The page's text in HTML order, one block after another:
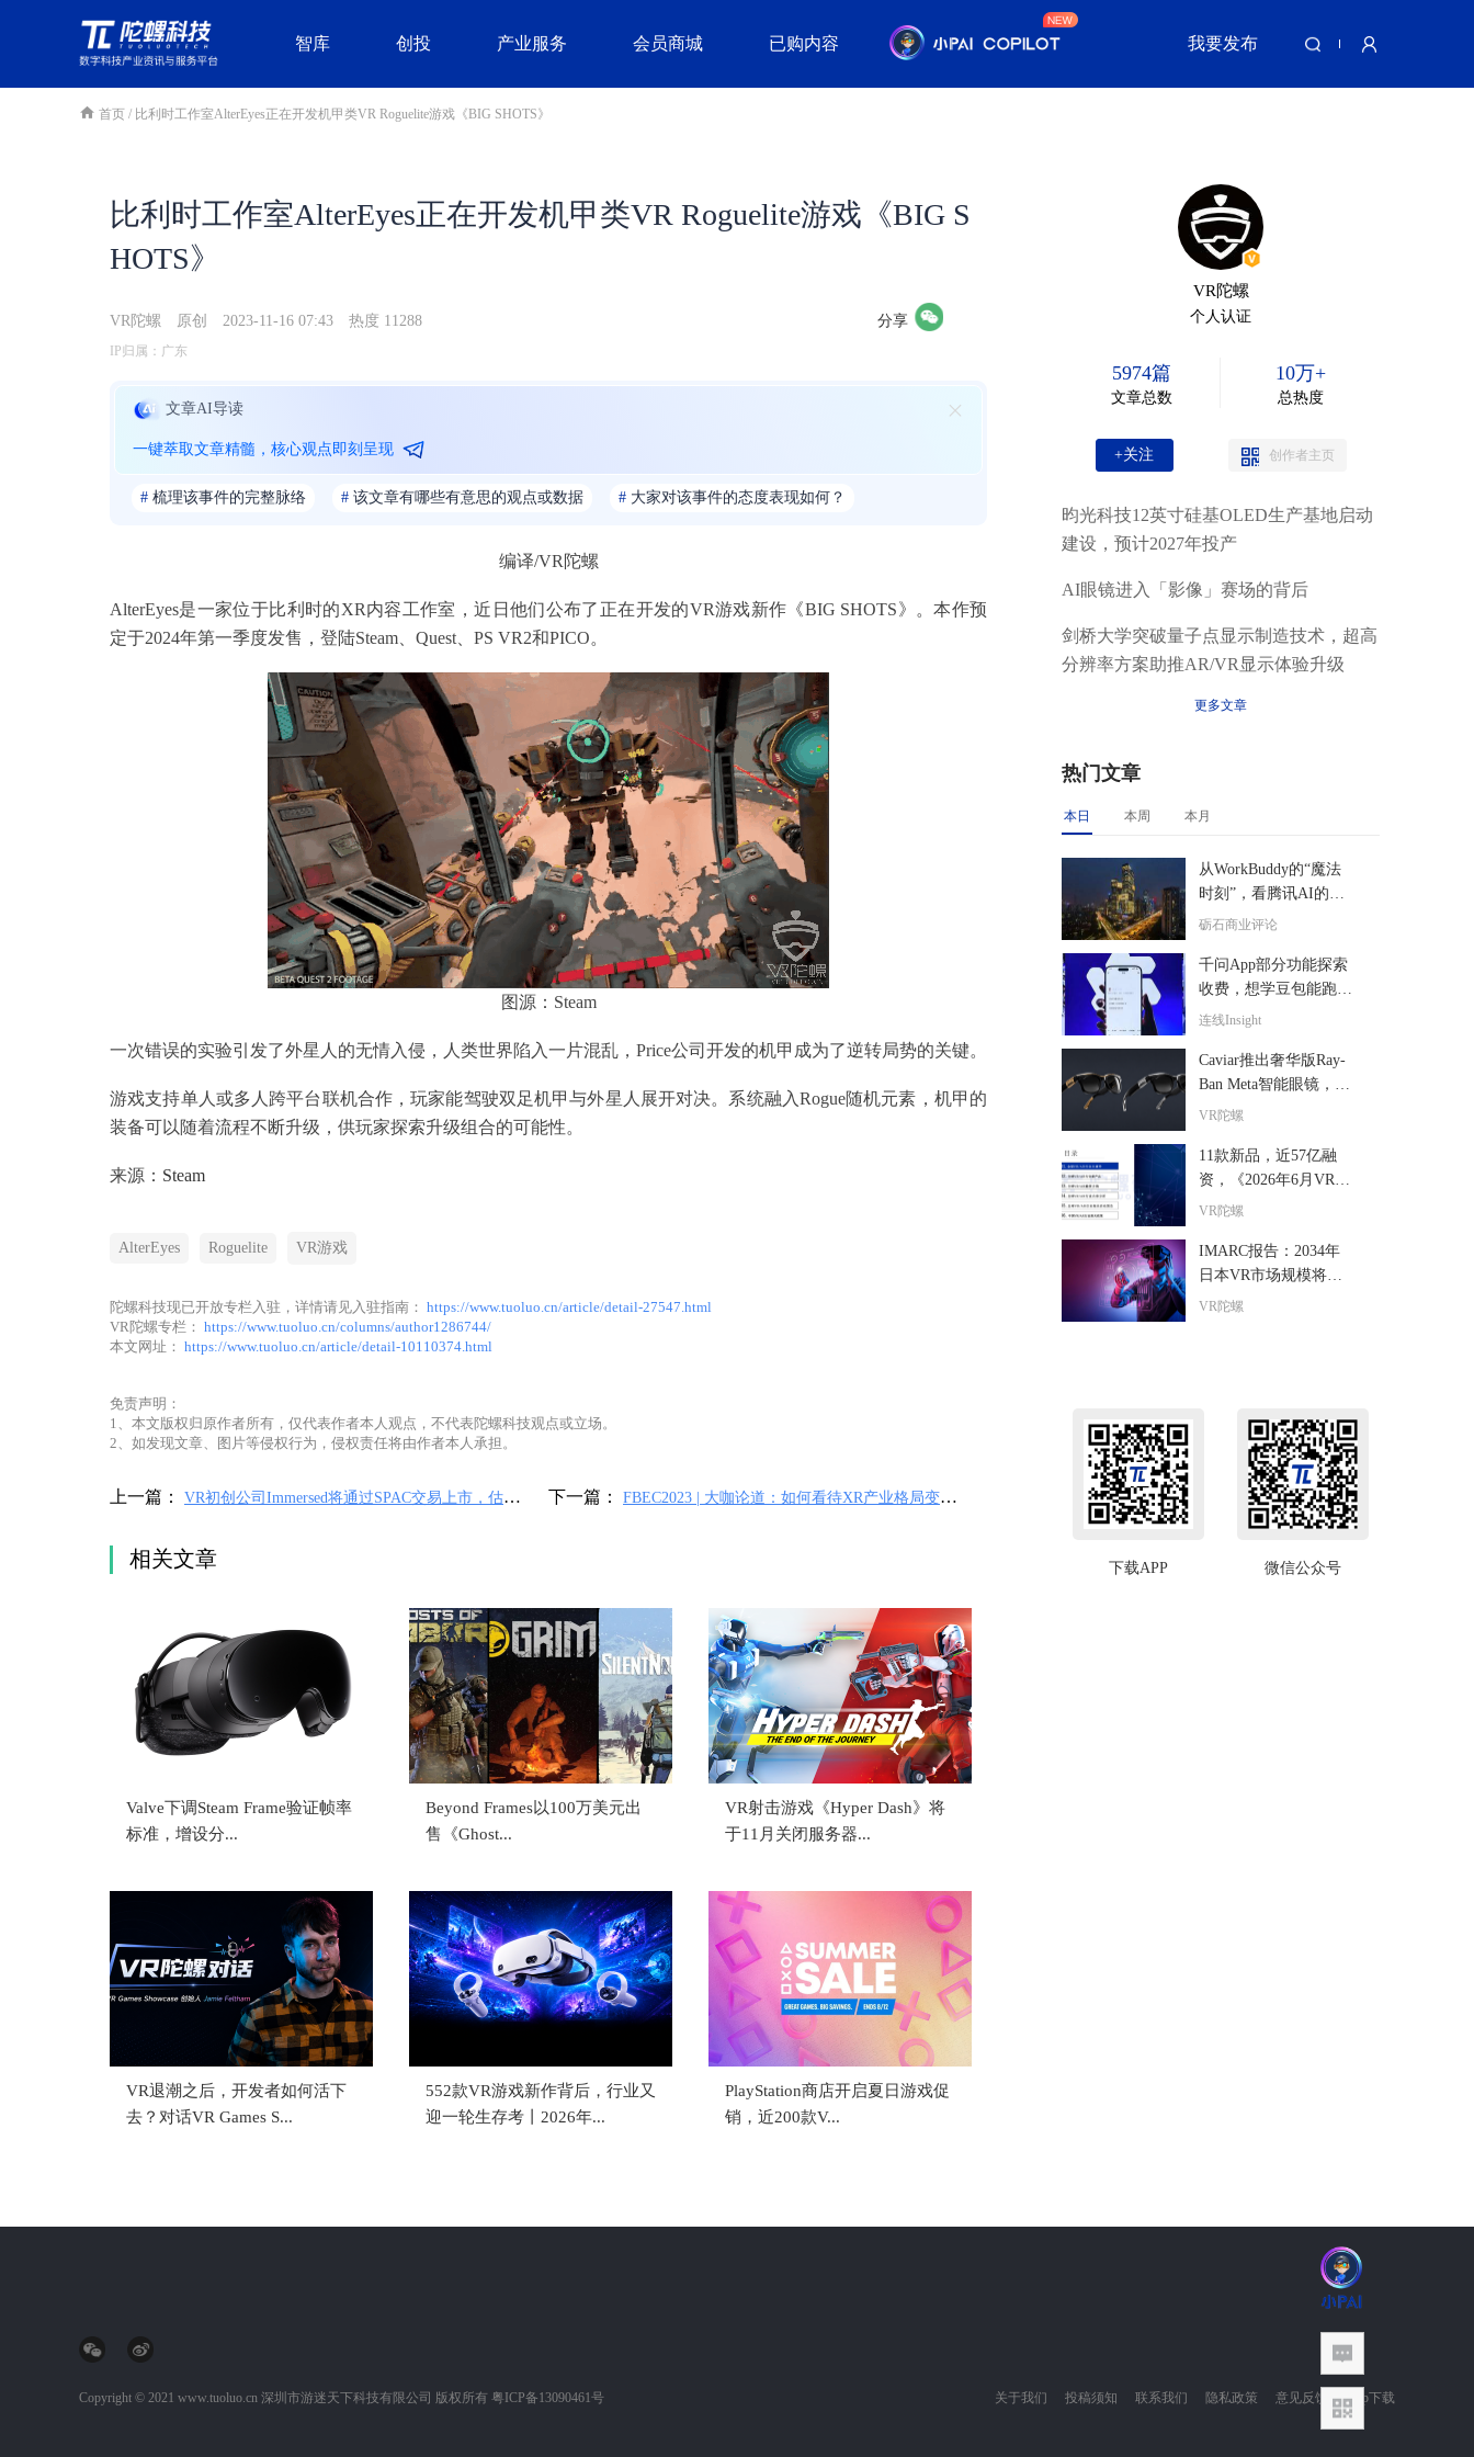
智库 创投 产业服务 会员商城 已购内容 我要发布
首页 / 比利时工作室AlterEyes正在开发机甲类VR Roguelite游戏《BIG SHOTS》
比利时工作室AlterEyes正在开发机甲类VR Roguelite游戏《BIG S
HOTS》
VR陀螺 原创 2023-11-16 07:43 热度 11288 分享
IP归属：广东
文章AI导读
一键萃取文章精髓，核心观点即刻呈现
# 梳理该事件的完整脉络 # 该文章有哪些有意思的观点或数据 # 大家对该事件的态度表现如何？
编译/VR陀螺
AlterEyes是一家位于比利时的XR内容工作室，近日他们公布了正在开发的VR游戏新作《BIG SHOTS》。本作预
定于2024年第一季度发售，登陆Steam、Quest、PS VR2和PICO。
图源：Steam
一次错误的实验引发了外星人的无情入侵，人类世界陷入一片混乱，Price公司开发的机甲成为了逆转局势的关键。
游戏支持单人或多人跨平台联机合作，玩家能驾驶双足机甲与外星人展开对决。系统融入Rogue随机元素，机甲的
装备可以随着流程不断升级，供玩家探索升级组合的可能性。
来源： Steam
AlterEyes Roguelite VR游戏
陀螺科技现已开放专栏入驻，详情请见入驻指南： https://www.tuoluo.cn/article/detail-27547.html
VR陀螺专栏： https://www.tuoluo.cn/columns/author1286744/
本文网址： https://www.tuoluo.cn/article/detail-10110374.html
免责声明：
1、本文版权归原作者所有，仅代表作者本人观点，不代表陀螺科技观点或立场。
2、如发现文章、图片等侵权行为，侵权责任将由作者本人承担。
上一篇： VR初创公司Immersed将通过SPAC交易上市，估值
下一篇： FBEC2023 | 大咖论道：如何看待XR产业格局变化？
相关文章
Valve下调Steam Frame验证帧率
标准，增设分...
Beyond Frames以100万美元出
售《Ghost...
VR射击游戏《Hyper Dash》将
于11月关闭服务器...
VR退潮之后，开发者如何活下
去？对话VR Games S...
552款VR游戏新作背后，行业又
迎一轮生存考丨2026年...
PlayStation商店开启夏日游戏促
销，近200款V...
VR陀螺
个人认证
5974篇
文章总数
10万+
总热度
+关注 创作者主页
昀光科技12英寸硅基OLED生产基地启动
建设，预计2027年投产
AI眼镜进入「影像」赛场的背后
剑桥大学突破量子点显示制造技术，超高
分辨率方案助推AR/VR显示体验升级
更多文章
热门文章
本日 本周 本月
从WorkBuddy的“魔法
时刻”，看腾讯AI的后
来居上
砺石商业评论
千问App部分功能探索
收费，想学豆包能跑通
吗？
连线Insight
Caviar推出奢华版Ray-
Ban Meta智能眼镜，全
球限量24副售价超6000
VR陀螺
11款新品，近57亿融
资，《2026年6月VR/A
R与AI眼镜行业月报》
VR陀螺
IMARC报告：2034年
日本VR市场规模将达9
5亿美元，年复合增长
VR陀螺
下载APP 微信公众号
Copyright © 2021 www.tuoluo.cn 深圳市游迷天下科技有限公司 版权所有 粤ICP备13090461号 关于我们 投稿须知 联系我们 隐私政策 意见反馈 App下载